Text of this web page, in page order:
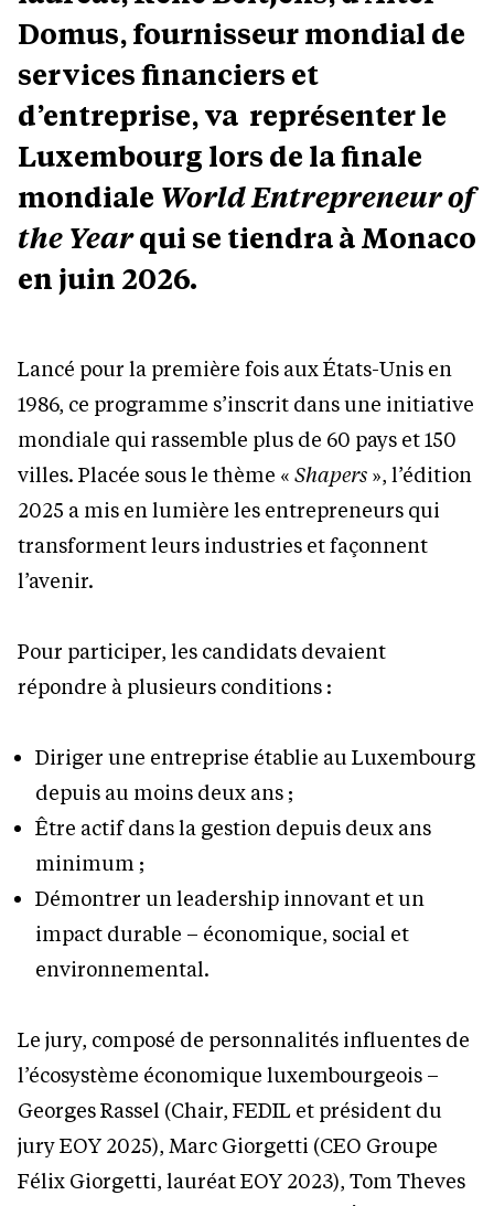
Domus, fournisseur mondial de
services financiers et
d’entreprise, va représenter le
Luxembourg lors de la finale
mondiale World Entrepreneur of
the Yearqui se tiendra à Monaco
en juin 2026.
Lancé pour la première fois aux États-Unis en
1986, ce programme s’inscrit dans une initiative
mondiale qui rassemble plus de 60 pays et 150
villes. Placée sous le thème « Shapers », l’édition
2025 a mis en lumière les entrepreneurs qui
transforment leurs industries et façonnent
l’avenir.
Pour participer, les candidats devaient
répondre à plusieurs conditions :
Diriger une entreprise établie au Luxembourg
depuis au moins deux ans ;
Être actif dans la gestion depuis deux ans
minimum ;
Démontrer un leadership innovant et un
impact durable – économique, social et
environnemental.
Le jury, composé de personnalités influentes de
l’écosystème économique luxembourgeois –
Georges Rassel (Chair, FEDIL et président du
jury EOY 2025), Marc Giorgetti (CEO Groupe
Félix Giorgetti, lauréat EOY 2023), Tom Theves